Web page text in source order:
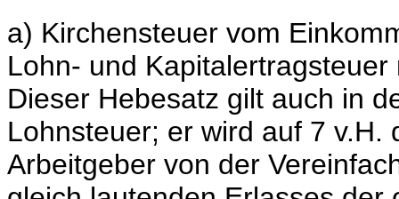
a) Kirchensteuer vom
Lohn- und
Dieser Hebesatz gilt auch in
Lohnsteuer; er wird auf 7
Arbeitgeber von der